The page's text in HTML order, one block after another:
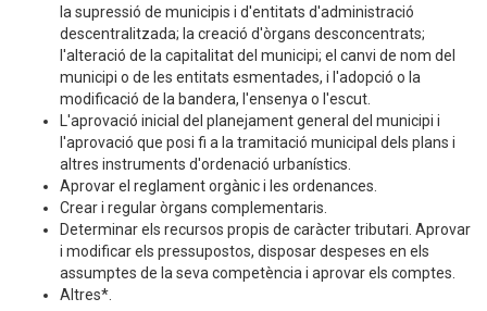
la supressió de municipis i d'entitats d'administració
descentralitzada; la creació d'òrgans desconcentrats;
l'alteració de la capitalitat del municipi; el canvi de nom del
municipi o de les entitats esmentades, i l'adopció o la
modificació de la bandera, l'ensenya o l'escut.
L'aprovació inicial del planejament general del municipi i
l'aprovació que posi fi a la tramitació municipal dels plans i
altres instruments d'ordenació urbanístics.
Aprovar el reglament orgànic i les ordenances.
Crear i regular òrgans complementaris.
Determinar els recursos propis de caràcter tributari. Aprovar
i modificar els pressupostos, disposar despeses en els
assumptes de la seva competència i aprovar els comptes.
Altres*.